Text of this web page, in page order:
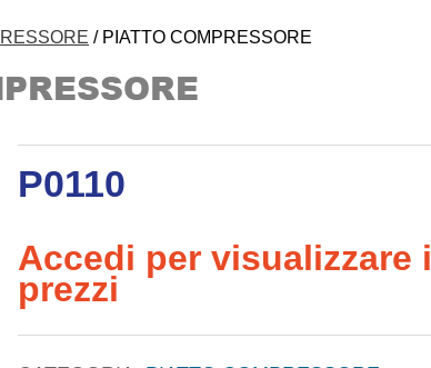
/ PIATTO COMPRESSORE
P0110
Accedi per visualizzare i
prezzi